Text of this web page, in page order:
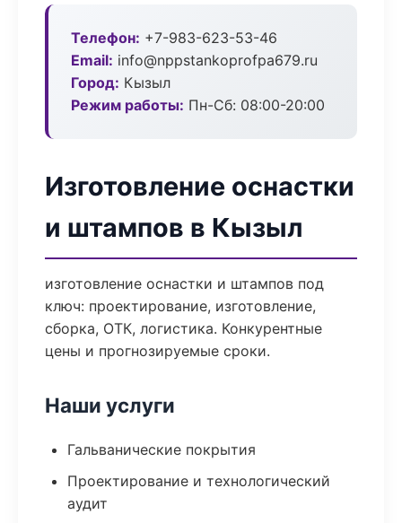
Телефон: +7-983-623-53-46
Email: info@nppstankoprofpa679.ru
Город: Кызыл
Режим работы: Пн-Сб: 08:00-20:00
Изготовление оснастки
и штампов в Кызыл
изготовление оснастки и штампов под
ключ: проектирование, изготовление,
сборка, ОТК, логистика. Конкурентные
цены и прогнозируемые сроки.
Наши услуги
Гальванические покрытия
Проектирование и технологический
аудит